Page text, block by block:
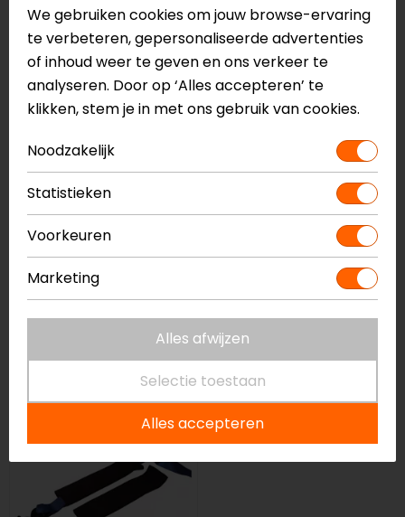
spanbanden
28,9524,99 3,95 2,95
-17%
Booster
5,954,95
series
35,00
-11%
We gebruiken cookies om jouw browse-ervaring
te verbeteren, gepersonaliseerde advertenties
of inhoud weer te geven en ons verkeer te
analyseren. Door op ‘Alles accepteren’ te
klikken, stem je in met ons gebruik van cookies.
Noodzakelijk
Statistieken
Voorkeuren
Marketing
Alles afwijzen
Selectie toestaan
Alles accepteren